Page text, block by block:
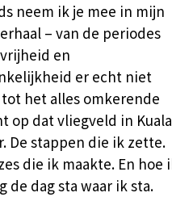
neem ik je mee in mijn
– van de periodes
en
er echt niet
het alles omkerende
op dat vliegveld in Kuala
De stappen die ik zette.
die ik maakte. En hoe
de dag sta waar ik sta.